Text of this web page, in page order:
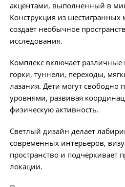
акцентами, выполненный в
Конструкция из шестигранных
создаёт необычное
исследования.
Комплекс включает
горки, туннели, переходы,
лазания. Дети могут свободно
уровнями, развивая
физическую активность.
Светлый дизайн делает
современных интерьеров,
пространство и подчёркивает
локации.